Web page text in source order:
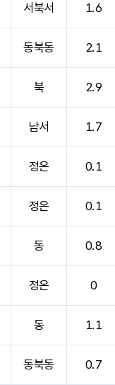
서북서 1.6
동북동 2.1
북 2.9
남서 1.7
정온 0.1
정온 0.1
동 0.8
정온 0
동 1.1
동북동 0.7